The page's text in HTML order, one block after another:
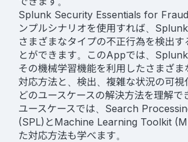
Splunk Security Essentials for
ンプルシナリオを使用すれば、
さまざまなタイプの不正行為を検出す
とができます。このAppでは、
その機械学習機能を利用したさまざま
対応方法と、検出、複雑な状況の可視
どのユースケースの解決方法を理解で
ユースケースでは、Search
(SPL)とMachine Learning Toolkit
た対応方法も学べます。